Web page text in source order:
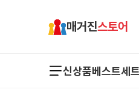
매거진스토어
신상품베스트세